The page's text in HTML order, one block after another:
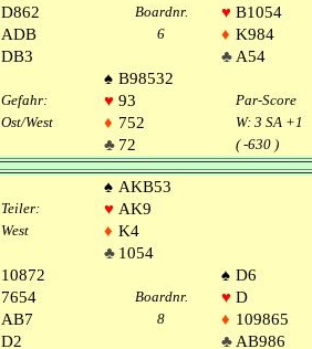
D862 Boardnr. ♥ B1054
ADB 6 ♦ K984
DB3 ♣ A54
♠ B98532
Gefahr: ♥ 93
Par-Score
Ost/West
♦ 752 W: 3 SA +1
♣ 72 ( -630 )
♠ AKB53
Teiler: ♥ AK9
West ♦ K4
♣ 1054
10872 ♠ D6
7654 Boardnr. ♥ D
AB7 8 ♦ 109865
D2 ♣ AB986